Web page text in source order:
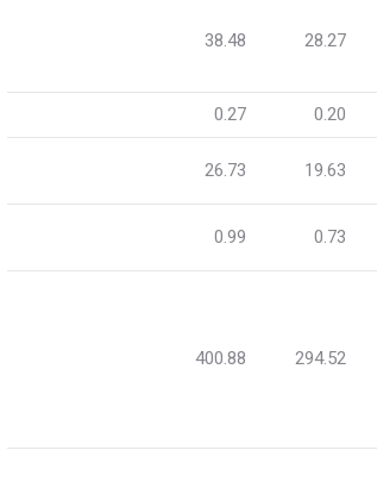
28.27
38.48
0.20
0.27
19.63
26.73
0.73
0.99
294.52
400.88